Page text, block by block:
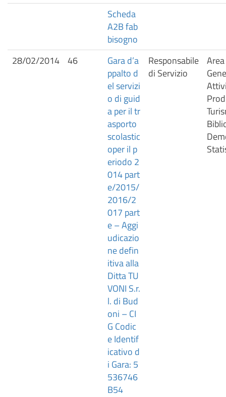
Scheda
A2B fab
bisogno
28/02/2014 46
Gara d’a
ppalto d
el servizi
o di guid
a per il tr
asporto
scolastic
oper il p
eriodo 2
014 part
e/2015/
2016/2
017 part
e – Aggi
udicazio
ne defin
itiva alla
Ditta TU
VONI S.r.
l. di Bud
oni – CI
G Codic
e Identif
icativo d
i Gara: 5
536746
B54
Responsabile
di Servizio